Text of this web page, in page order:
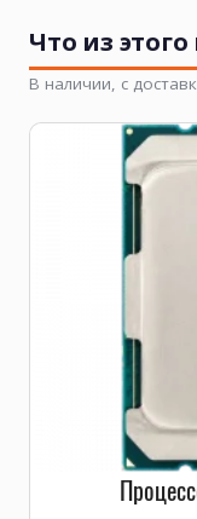
Что из
В наличии, с